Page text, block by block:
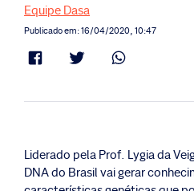
Equipe Dasa
Publicado em: 16/04/2020, 10:47
Liderado pela Prof. Lygia da
DNA do Brasil vai gerar